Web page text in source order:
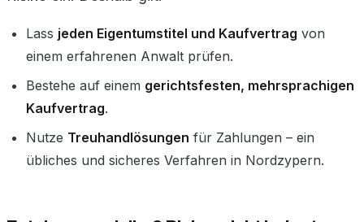
Lass jeden Eigentumstitel und Kaufvertrag von
einem erfahrenen Anwalt prüfen.
Bestehe auf einem gerichtsfesten, mehrsprachigen
Kaufvertrag.
Nutze Treuhandlösungen für Zahlungen – ein
übliches und sicheres Verfahren in Nordzypern.